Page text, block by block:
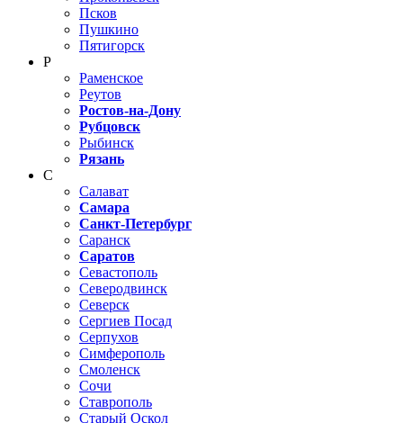
Псков
Пушкино
Пятигорск
Р
Раменское
Реутов
Ростов-на-Дону
Рубцовск
Рыбинск
Рязань
С
Салават
Самара
Санкт-Петербург
Саранск
Саратов
Севастополь
Северодвинск
Северск
Сергиев Посад
Серпухов
Симферополь
Смоленск
Сочи
Ставрополь
Старый Оскол